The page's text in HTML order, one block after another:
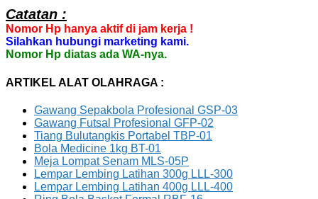
Catatan :
Nomor Hp hanya aktif di jam kerja !
Silahkan hubungi marketing kami.
Nomor Hp diatas ada WA-nya.
ARTIKEL ALAT OLAHRAGA :
Gawang Sepakbola Profesional GSP-03
Gawang Futsal Profesional GFP-02
Tiang Bulutangkis Portabel TBP-01
Bola Medicine 1kg BT-01
Meja Lompat Senam MLS-05P
Lempar Lembing Latihan 300g LLL-300
Lempar Lembing Latihan 400g LLL-400